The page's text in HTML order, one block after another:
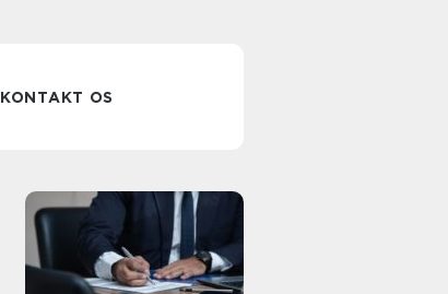
KONTAKT OS